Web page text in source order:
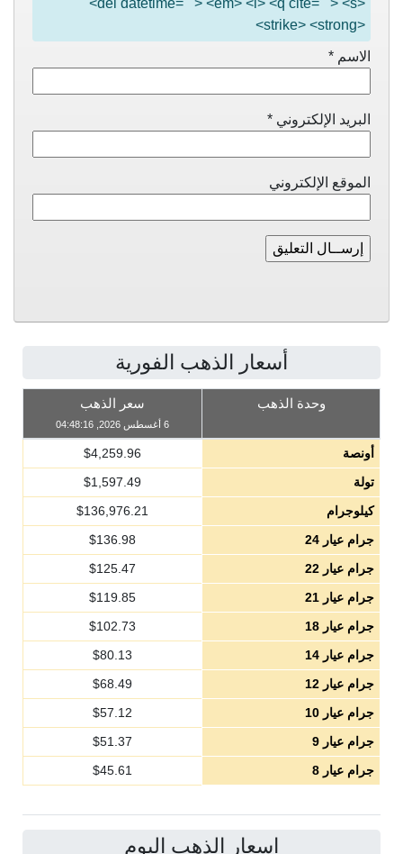
<del datetime=""> <em> <i> <q cite=""> <s>
<strike> <strong>
الاسم *
البريد الإلكتروني *
الموقع الإلكتروني
أسعار الذهب الفورية
وحدة الذهب سعر الذهب
6 أغسطس 2026, 04:48:16
أونصة $4,259.96
تولة
$1,597.49
كيلوجرام
$136,976.21
جرام عيار 24
$136.98
جرام عيار 22
$125.47
جرام عيار 21
$119.85
جرام عيار 18
$102.73
جرام عيار 14
$80.13
جرام عيار 12
$68.49
جرام عيار 10
$57.12
جرام عيار 9
$51.37
جرام عيار 8
$45.61
اسعار الذهب اليوم